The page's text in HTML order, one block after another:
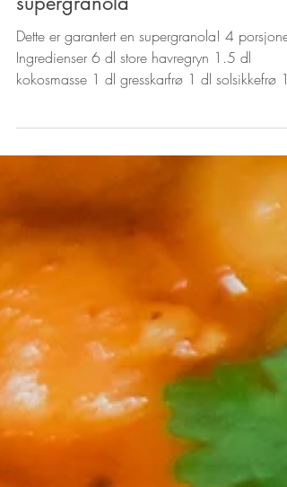
Mamma Aabols
supergranola
Dette er garantert en supergranola! 4 porsjoner
kokosmasse 1 dl gresskarfrø 1 dl solsikkefrø